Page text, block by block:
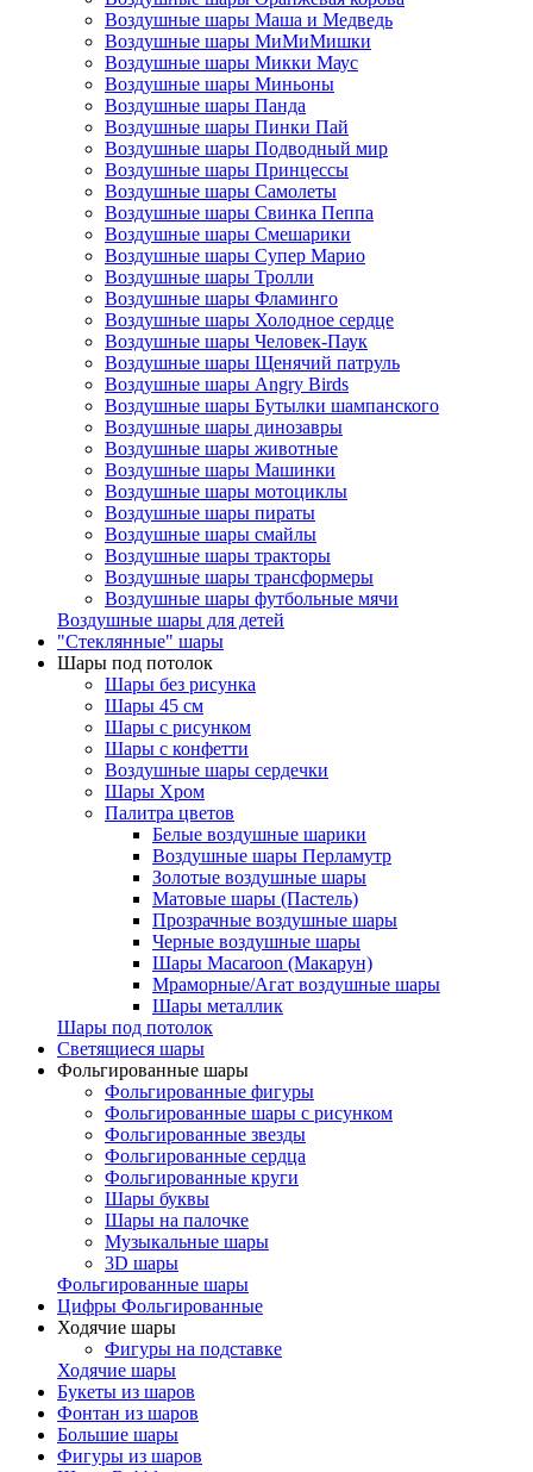
Воздушные шары Маша и Медведь
Воздушные шары МиМиМишки
Воздушные шары Микки Маус
Воздушные шары Миньоны
Воздушные шары Панда
Воздушные шары Пинки Пай
Воздушные шары Подводный мир
Воздушные шары Принцессы
Воздушные шары Самолеты
Воздушные шары Свинка Пеппа
Воздушные шары Смешарики
Воздушные шары Супер Марио
Воздушные шары Тролли
Воздушные шары Фламинго
Воздушные шары Холодное сердце
Воздушные шары Человек-Паук
Воздушные шары Щенячий патруль
Воздушные шары Angry Birds
Воздушные шары Бутылки шампанского
Воздушные шары динозавры
Воздушные шары животные
Воздушные шары Машинки
Воздушные шары мотоциклы
Воздушные шары пираты
Воздушные шары смайлы
Воздушные шары тракторы
Воздушные шары трансформеры
Воздушные шары футбольные мячи
Воздушные шары для детей
"Стеклянные" шары
Шары под потолок
Шары без рисунка
Шары 45 см
Шары с рисунком
Шары с конфетти
Воздушные шары сердечки
Шары Хром
Палитра цветов
Белые воздушные шарики
Воздушные шары Перламутр
Золотые воздушные шары
Матовые шары (Пастель)
Прозрачные воздушные шары
Черные воздушные шары
Шары Macaroon (Макарун)
Мраморные/Агат воздушные шары
Шары металлик
Шары под потолок
Светящиеся шары
Фольгированные шары
Фольгированные фигуры
Фольгированные шары с рисунком
Фольгированные звезды
Фольгированные сердца
Фольгированные круги
Шары буквы
Шары на палочке
Музыкальные шары
3D шары
Фольгированные шары
Цифры Фольгированные
Ходячие шары
Фигуры на подставке
Ходячие шары
Букеты из шаров
Фонтан из шаров
Большие шары
Фигуры из шаров